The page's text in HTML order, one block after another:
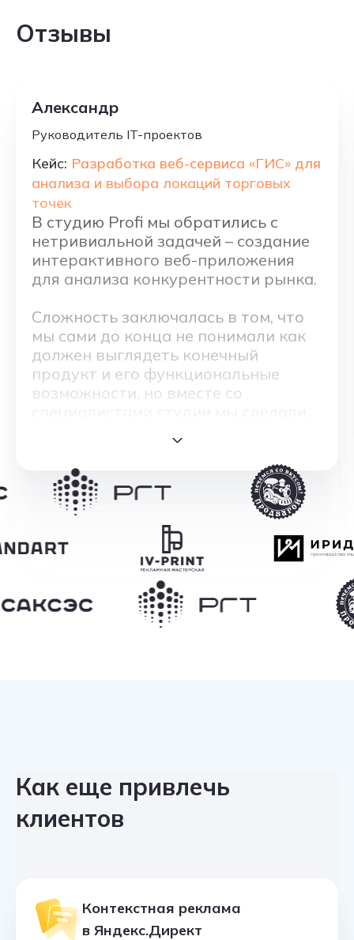
Отзывы
Александр
Руководитель IT-проектов
Кейс: Разработка веб-сервиса «ГИС» для
анализа и выбора локаций торговых
точек
В студию Profi мы обратились с
нетривиальной задачей – создание
интерактивного веб-приложения
для анализа конкурентности рынка.
Сложность заключалась в том, что
мы сами до конца не понимали как
должен выглядеть конечный
продукт и его функциональные
возможности, но вместе со
Все этапы работ, от ТЗ до запуска
продукта, были прозрачными и
понятными выполненными в срок,
цены на услуги адекватные.
Могу сказать с уверенностью, что
эти ребята не просто исполнители,
они активно предлагают свои идеи
для решения бизнес задач и болеют
за конечный результат.
Как еще привлечь
клиентов
Контекстная реклама
в Яндекс.Директ